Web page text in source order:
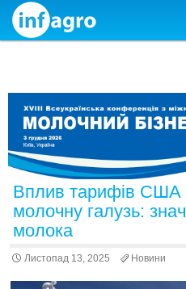
Skip to content
Вплив тарифів США
молочну галузь:
молока
Листопад 13, 2025 Новини